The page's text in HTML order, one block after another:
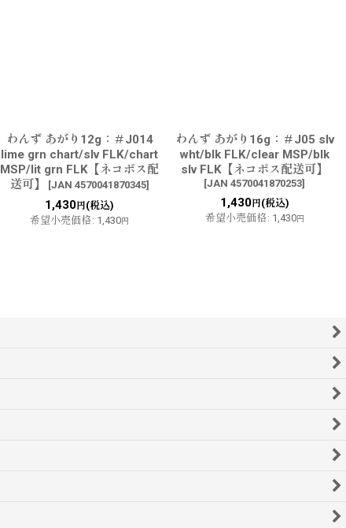
わんず あがり12g：＃J014
lime grn chart/slv FLK/chart
MSP/lit grn FLK【ネコポス配
送可】
[JAN 4570041870345]
1,430 円(税込)
希望小売価格: 1,430円
わんず あがり16g：＃J05 slv
wht/blk FLK/clear MSP/blk
slv FLK【ネコポス配送可】
[JAN 4570041870253]
1,430円(税込)
希望小売価格: 1,430円